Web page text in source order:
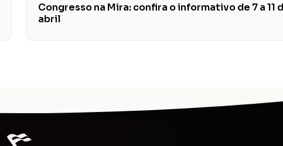
Congresso na Mira: confira o informativo de 7 a 11
abril